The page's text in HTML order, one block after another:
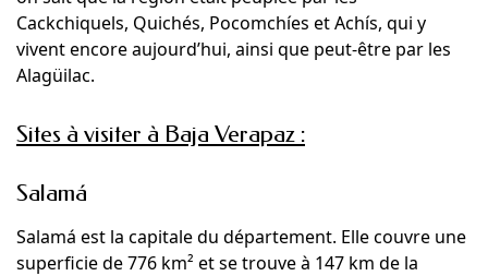
Cackchiquels, Quichés, Pocomchíes et Achís, qui y
vivent encore aujourd’hui, ainsi que peut-être par les
Alagüilac.
Sites à visiter à Baja Verapaz :
Salamá
Salamá est la capitale du département. Elle couvre une
superficie de 776 km² et se trouve à 147 km de la